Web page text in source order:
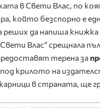
в Свети Влас, по
който безспорно е
да напиша книжка
Влас“ срещнала
терена за
крилото на
в страната, ще